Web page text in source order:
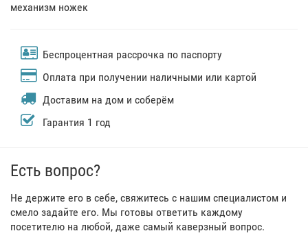
механизм ножек
Беспроцентная рассрочка по паспорту
Оплата при получении наличными или картой
Доставим на дом и соберём
Гарантия 1 год
Есть вопрос?
Не держите его в себе, свяжитесь с нашим специалистом и
смело задайте его. Мы готовы ответить каждому
посетителю на любой, даже самый каверзный вопрос.